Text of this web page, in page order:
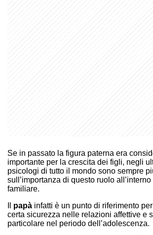
Se in passato la figura paterna era
importante per la crescita dei figli, negli
psicologi di tutto il mondo sono sempre
sull’importanza di questo ruolo
familiare.
papà infatti è un punto di riferimento
certa sicurezza nelle relazioni affettive e
particolare nel periodo dell’adolescenza.